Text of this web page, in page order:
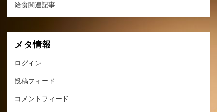
給食関連記事
メタ情報
ログイン
投稿フィード
コメントフィード